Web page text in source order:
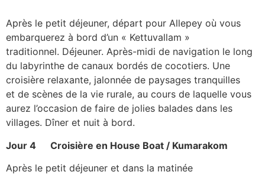
Après le petit déjeuner, départ pour Allepey où vous
embarquerez à bord d’un « Kettuvallam »
traditionnel. Déjeuner. Après-midi de navigation le long
du labyrinthe de canaux bordés de cocotiers. Une
croisière relaxante, jalonnée de paysages tranquilles
et de scènes de la vie rurale, au cours de laquelle vous
aurez l’occasion de faire de jolies balades dans les
villages. Dîner et nuit à bord.
Jour 4 Croisière en House Boat / Kumarakom
Après le petit déjeuner et dans la matinée